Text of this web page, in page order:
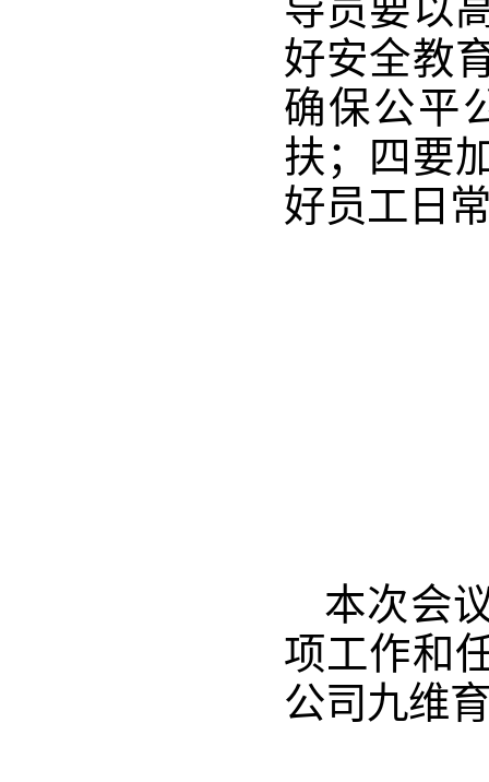
导员要以
好安全教
确保公平
扶；四要
好员工日
本次会
项工作和
公司九维